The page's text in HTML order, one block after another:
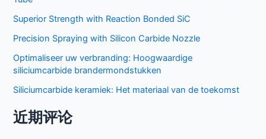
Superior Strength with Reaction Bonded SiC
Precision Spraying with Silicon Carbide Nozzle
Optimaliseer uw verbranding: Hoogwaardige
siliciumcarbide brandermondstukken
Siliciumcarbide keramiek: Het materiaal van de toekomst
近期评论